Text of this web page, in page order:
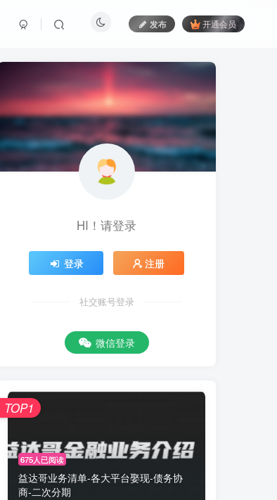
发布 开通会员
HI！请登录
登录 注册
社交账号登录
微信登录
675人已阅读
益达哥业务清单-各大平台娶现-债务协
商-二次分期
TOP1